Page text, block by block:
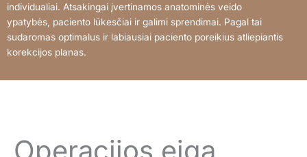
individualiai. Atsakingai įvertinamos anatominės veido
ypatybės, paciento lūkesčiai ir galimi sprendimai. Pagal tai
sudaromas optimalus ir labiausiai paciento poreikius atliepiantis
korekcijos planas.